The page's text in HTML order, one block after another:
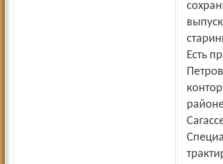
Есть